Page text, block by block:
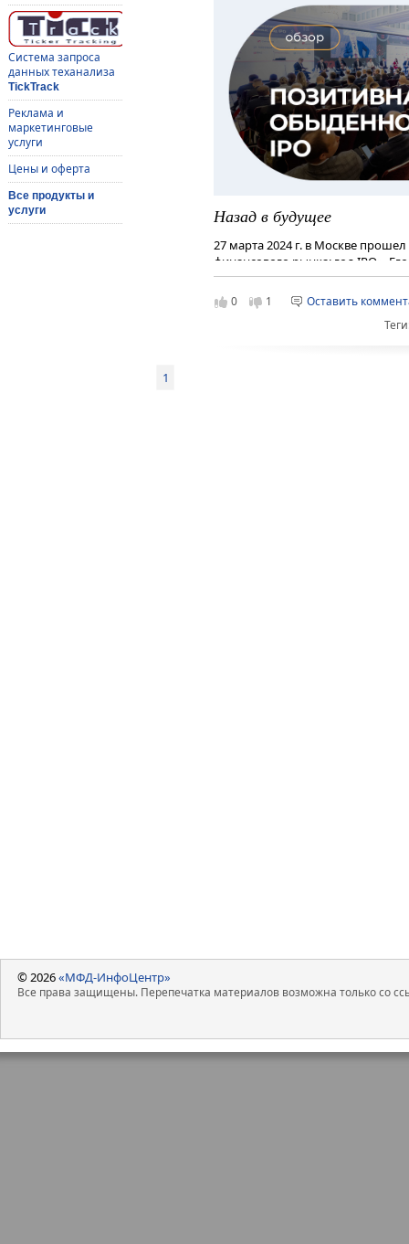
Система запроса
данных теханализа
TickTrack
Реклама и
маркетинговые
услуги
Цены и оферта
Все продукты и
услуги
Назад в будущее
27 марта 2024 г. в Москве
финансового рынка: год IPO».
рейтинговое агентство
Бизнес-решения». Участниками
корпоративные заемщики,
представители бирж,
(13,5 млрд рублей), Совкомбанк
Основными драйверами рынка
0 1
Оставить
1
© 2026«МФД-ИнфоЦентр»
Все права защищены. Перепечатка материалов возможна только со